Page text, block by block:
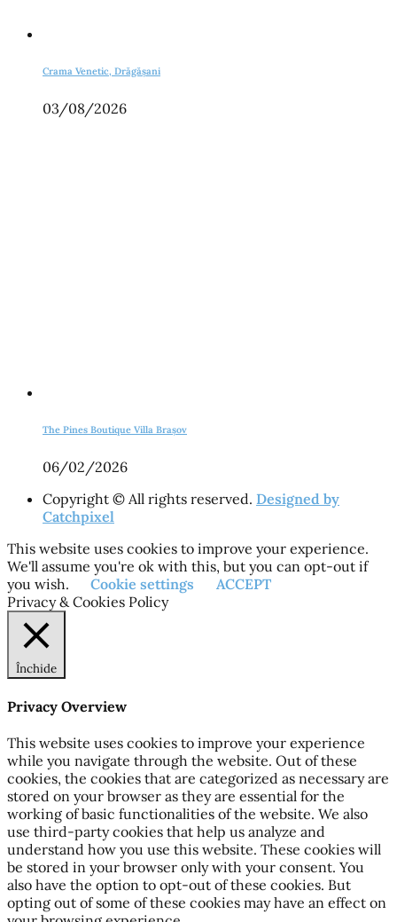
Crama Venetic, Drăgășani
03/08/2026
The Pines Boutique Villa Brașov
06/02/2026
Copyright © All rights reserved. Designed by
Catchpixel
This website uses cookies to improve your experience.
We'll assume you're ok with this, but you can opt-out if
you wish.
Cookie settings
ACCEPT
Privacy & Cookies Policy
Închide
Privacy Overview
This website uses cookies to improve your experience
while you navigate through the website. Out of these
cookies, the cookies that are categorized as necessary are
stored on your browser as they are essential for the
working of basic functionalities of the website. We also
use third-party cookies that help us analyze and
understand how you use this website. These cookies will
be stored in your browser only with your consent. You
also have the option to opt-out of these cookies. But
opting out of some of these cookies may have an effect on